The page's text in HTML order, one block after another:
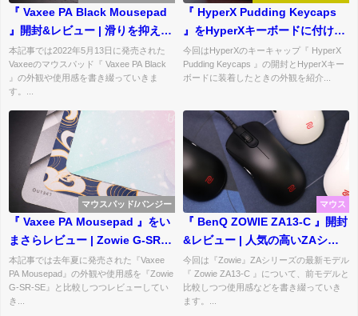
『 Vaxee PA Black Mousepad
』開封&レビュー | 滑りを抑えて
止めやすくなったPAマウスパッ
ド
本記事では2022年5月13日に発売された
Vaxeeのマウスパッド『 Vaxee PA Black
』の外観や使用感を書き綴っていきま
す。...
『 HyperX Pudding Keycaps
』をHyperXキーボードに付けて
みた | ライティングが映える
HyperXの交換用キーキャップ
今回はHyperXのキーキャップ『 HyperX
Pudding Keycaps 』の開封とHyperXキー
ボードに装着したときの外観を紹介...
マウスパッド/バンジー
『 Vaxee PA Mousepad 』をい
まさらレビュー | Zowie G-SR-
SEに似たVaxee初のマウスパッ
ド
本記事では去年夏に発売された『Vaxee
PA Mousepad』の外観や使用感を『Zowie
G-SR-SE』と比較しつつレビューしてい
き...
マウス
『 BenQ ZOWIE ZA13-C 』開封
&レビュー | 人気の高いZAシリ
ーズの最新モデル
今回は『Zowie』ZAシリーズの最新モデル
『 Zowie ZA13-C 』について、前モデルと
比較しつつ使用感などを書き綴っていき
ます。...